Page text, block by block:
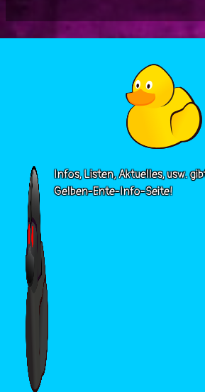
Infos, Listen, Aktuelles, usw.
Gelben-Ente-Info-Seite!